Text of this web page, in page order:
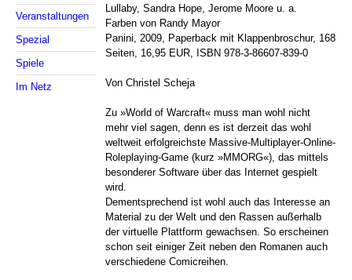
Veranstaltungen
Spezial
Spiele
Im Netz
Lullaby, Sandra Hope, Jerome Moore u. a.
Farben von Randy Mayor
Panini, 2009, Paperback mit Klappenbroschur, 168
Seiten, 16,95 EUR, ISBN 978-3-86607-839-0
Von Christel Scheja
Zu »World of Warcraft« muss man wohl nicht
mehr viel sagen, denn es ist derzeit das wohl
weltweit erfolgreichste Massive-Multiplayer-Online-
Roleplaying-Game (kurz »MMORG«), das mittels
besonderer Software über das Internet gespielt
wird.
Dementsprechend ist wohl auch das Interesse an
Material zu der Welt und den Rassen außerhalb
der virtuelle Plattform gewachsen. So erscheinen
schon seit einiger Zeit neben den Romanen auch
verschiedene Comicreihen.